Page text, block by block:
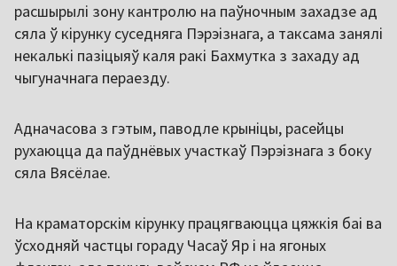
расшырылі зону кантролю на паўночным захадзе ад
сяла ў кірунку суседняга Пэрэізнага, а таксама занялі
некалькі пазіцыяў каля ракі Бахмутка з захаду ад
чыгуначнага пераезду.
Адначасова з гэтым, паводле крыніцы, расейцы
рухаюцца да паўднёвых участкаў Пэрэізнага з боку
сяла Вясёлае.
На краматорскім кірунку працягваюцца цяжкія баі ва
ўсходняй частцы гораду Часаў Яр і на ягоных